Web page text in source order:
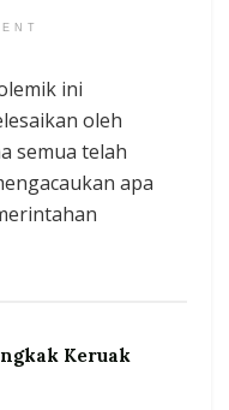
ini
oleh
semua telah
apa
Keruak